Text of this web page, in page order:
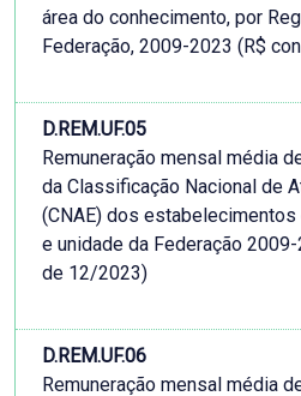
área do conhecimento, por
Federação, 2009-2023 (R$
D.REM.UF.05
Remuneração mensal média
da Classificação Nacional de
(CNAE) dos
e unidade da Federação
de 12/2023)
D.REM.UF.06
Remuneração mensal média